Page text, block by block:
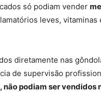
só podiam vender
leves,
diretamente nas
de supervisão
podiam ser vendidos